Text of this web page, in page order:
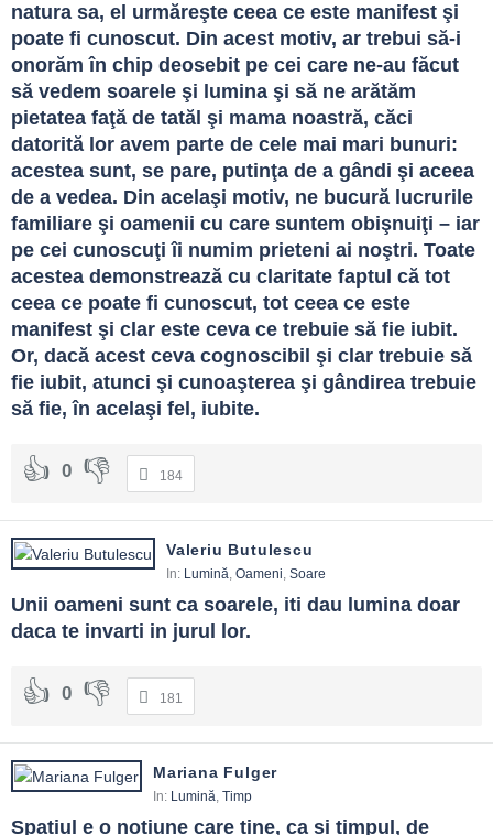
natura sa, el urmăreşte ceea ce este manifest şi
poate fi cunoscut. Din acest motiv, ar trebui să-i
onorăm în chip deosebit pe cei care ne-au făcut
să vedem soarele şi lumina şi să ne arătăm
pietatea faţă de tatăl şi mama noastră, căci
datorită lor avem parte de cele mai mari bunuri:
acestea sunt, se pare, putinţa de a gândi şi aceea
de a vedea. Din acelaşi motiv, ne bucură lucrurile
familiare şi oamenii cu care suntem obişnuiţi – iar
pe cei cunoscuţi îi numim prieteni ai noştri. Toate
acestea demonstrează cu claritate faptul că tot
ceea ce poate fi cunoscut, tot ceea ce este
manifest şi clar este ceva ce trebuie să fie iubit.
Or, dacă acest ceva cognoscibil şi clar trebuie să
fie iubit, atunci şi cunoaşterea şi gândirea trebuie
să fie, în acelaşi fel, iubite.
0 184
Valeriu Butulescu
In: Lumină, Oameni, Soare
Unii oameni sunt ca soarele, iti dau lumina doar
daca te invarti in jurul lor.
0 181
Mariana Fulger
In: Lumină, Timp
Spatiul e o notiune care tine, ca si timpul, de